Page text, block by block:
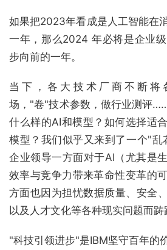
如果把2023年看成是人工智能在
一年，那么2024 年必将是企业
步向前的一年。
当下，各大技术厂商不断将
场，"卷"技术参数，做行业测评
什么样的AI和模型？如何选择适
模型？我们似乎又来到了一个"乱
企业领导一方面对于AI（尤其是
效率与竞争力带来革命性变革的
方面也因为担忧数据质量、安全
以及人才文化等各种现实问题而踌
"科技引领进步"是IBM坚守百年的